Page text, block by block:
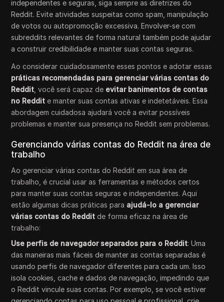
independentes e seguras, siga sempre as diretrizes do
Reddit. Evite atividades suspeitas como spam, manipulação
de votos ou autopromoção excessiva. Envolver-se com
subreddits relevantes de forma natural também pode ajudar
a construir credibilidade e manter suas contas seguras.
Ao considerar cuidadosamente esses pontos e adotar essas
práticas recomendadas para gerenciar várias contas do
Reddit , você será capaz de evitar banimentos de contas
no Reddit e manter suas contas ativas e indetetáveis. Essa
abordagem cuidadosa ajudará você a evitar possíveis
problemas e manter sua presença no Reddit sem problemas.
Gerenciando várias contas do Reddit na área de
trabalho
Ao gerenciar várias contas do Reddit em sua área de
trabalho, é crucial usar as ferramentas e métodos certos
para manter suas contas seguras e independentes. Aqui
estão algumas dicas práticas para ajudá-lo a gerenciar
várias contas do Reddit de forma eficaz na área de
trabalho:
Use perfis de navegador separados para o Reddit: Uma
das maneiras mais fáceis de manter as contas separadas é
usando perfis de navegador diferentes para cada um. Isso
isola cookies, cache e dados de navegação, impedindo que
o Reddit vincule suas contas. Por exemplo, se você estiver